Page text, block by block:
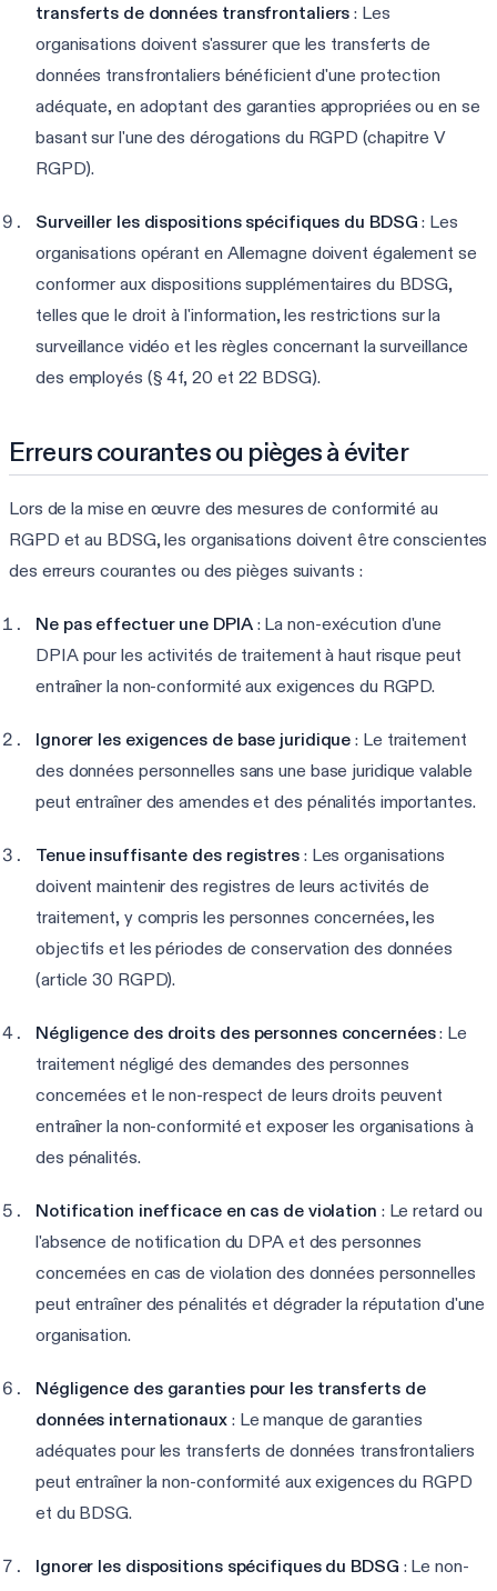
transferts de données transfrontaliers : Les
organisations doivent s'assurer que les transferts de
données transfrontaliers bénéficient d'une protection
adéquate, en adoptant des garanties appropriées ou en se
basant sur l'une des dérogations du RGPD (chapitre V
RGPD).
Surveiller les dispositions spécifiques du BDSG : Les
organisations opérant en Allemagne doivent également se
conformer aux dispositions supplémentaires du BDSG,
telles que le droit à l'information, les restrictions sur la
surveillance vidéo et les règles concernant la surveillance
des employés (§ 4f, 20 et 22 BDSG).
Erreurs courantes ou pièges à éviter
Lors de la mise en œuvre des mesures de conformité au
RGPD et au BDSG, les organisations doivent être conscientes
des erreurs courantes ou des pièges suivants :
Ne pas effectuer une DPIA: La non-exécution d'une
DPIA pour les activités de traitement à haut risque peut
entraîner la non-conformité aux exigences du RGPD.
Ignorer les exigences de base juridique : Le traitement
des données personnelles sans une base juridique valable
peut entraîner des amendes et des pénalités importantes.
Tenue insuffisante des registres: Les organisations
doivent maintenir des registres de leurs activités de
traitement, y compris les personnes concernées, les
objectifs et les périodes de conservation des données
(article 30 RGPD).
Négligence des droits des personnes concernées: Le
traitement négligé des demandes des personnes
concernées et le non-respect de leurs droits peuvent
entraîner la non-conformité et exposer les organisations à
des pénalités.
Notification inefficace en cas de violation : Le retard ou
l'absence de notification du DPA et des personnes
concernées en cas de violation des données personnelles
peut entraîner des pénalités et dégrader la réputation d'une
organisation.
Négligence des garanties pour les transferts de
données internationaux: Le manque de garanties
adéquates pour les transferts de données transfrontaliers
peut entraîner la non-conformité aux exigences du RGPD
et du BDSG.
Ignorer les dispositions spécifiques du BDSG : Le non-